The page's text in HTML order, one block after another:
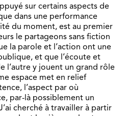
sur certains aspects de
dans une performance
du moment, est au premier
le partageons sans fiction
la parole et l’action ont une
et que l’écoute et
l’autre y jouent un grand rôle
espace met en relief
l’aspect par où
par-là possiblement un
cherché à travailler à partir